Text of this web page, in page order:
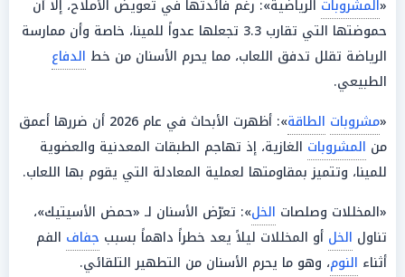
«المشروبات الرياضية»: رغم فائدتها في تعويض الأملاح، إلا أن
حموضتها التي تقارب 3.3 تجعلها عدواً للمينا، خاصة وأن ممارسة
الرياضة تقلل تدفق اللعاب، مما يحرم الأسنان من خط الدفاع
الطبيعي.
«مشروبات الطاقة
»: أظهرت الأبحاث في عام 2026 أن ضررها أعمق
من المشروبات الغازية، إذ تهاجم الطبقات المعدنية والعضوية
للمينا، وتتميز بمقاومتها لعملية المعادلة التي يقوم بها اللعاب.
«المخللات وصلصات الخل»: تعرّض الأسنان لـ «حمض الأسيتيك»،
تناول الخل أو المخللات ليلاً يعد خطراً داهماً بسبب جفاف الفم
أثناء النوم، وهو ما يحرم الأسنان من التطهير التلقائي.